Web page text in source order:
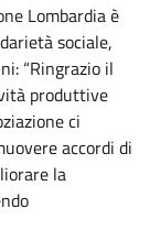
Lombardia è
sociale,
“Ringrazio il
produttive
ci
accordi di
la